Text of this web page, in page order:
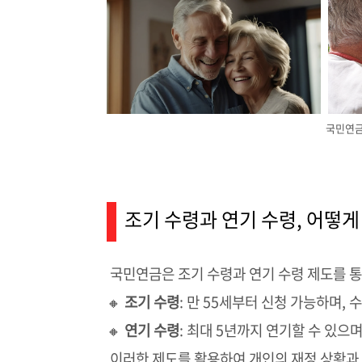
국민연
조기 수령과 연기 수령, 어떻
국민연금은 조기 수령과 연기 수령 제도를
🔸 조기 수령: 만 55세부터 신청 가능하며,
🔸 연기 수령: 최대 5년까지 연기할 수 있으